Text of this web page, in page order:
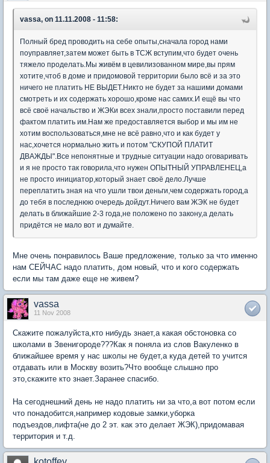
vassa, on 11.11.2008 - 11:58:
Полный бред проводить на себе опыты,сначала город нами
поуправляет,затем может быть в ТСЖ вступим,что будет очень
тяжело проделать.Мы живём в цевилизованном мире,вы прям
хотите,чтоб в доме и придомовой территории было всё и за это
ничего не платить НЕ ВЫДЕТ.Никто не будет за нашими домами
смотреть и их содержать хорошо,кроме нас самих.И ещё вы что
всё своё начальство и ЖЭКи всех знали,просто поставили перед
фактом платить им.Нам же предоставляется выбор и мы им не
хотим воспользоваться,мне не всё равно,что и как будет у
нас,хочется нормально жить и потом "СКУПОЙ ПЛАТИТ
ДВАЖДЫ".Все непонятные и трудные ситуации надо оговаривать
и я не просто так говорила,что нужен ОПЫТНЫЙ УПРАВЛЕНЕЦ,а
не просто инициатор,который знает своё дело.Лучше
переплатить зная на что ушли твои деньги,чем содержать город,а
до тебя в последнюю очередь дойдут.Ничего вам ЖЭК не будет
делать в ближайшие 2-3 года,не положено по закону,а делать
придётся не мало вот и думайте.
Мне очень понравилось Ваше предложение, только за что именно
нам СЕЙЧАС надо платить, дом новый, что и кого содержать
если мы там даже еще не живем?
vassa
11 Nov 2008
Скажите пожалуйста,кто нибудь знает,а какая обстоновка со
школами в Звенигороде???Как я поняла из слов Вакуленко в
ближайшее время у нас школы не будет,а куда детей то учится
отдавать или в Москву возить?Что вообще слышно про
это,скажите кто знает.Заранее спасибо.
На сегоднешний день не надо платить ни за что,а вот потом если
что понадобится,например кодовые замки,уборка
подъездов,лифта(не до 2 эт. как это делает ЖЭК),придомавая
территория и т.д.